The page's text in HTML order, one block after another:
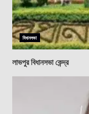
বিধানসভা
লাভপুর বিধানসভা কেন্দ্র